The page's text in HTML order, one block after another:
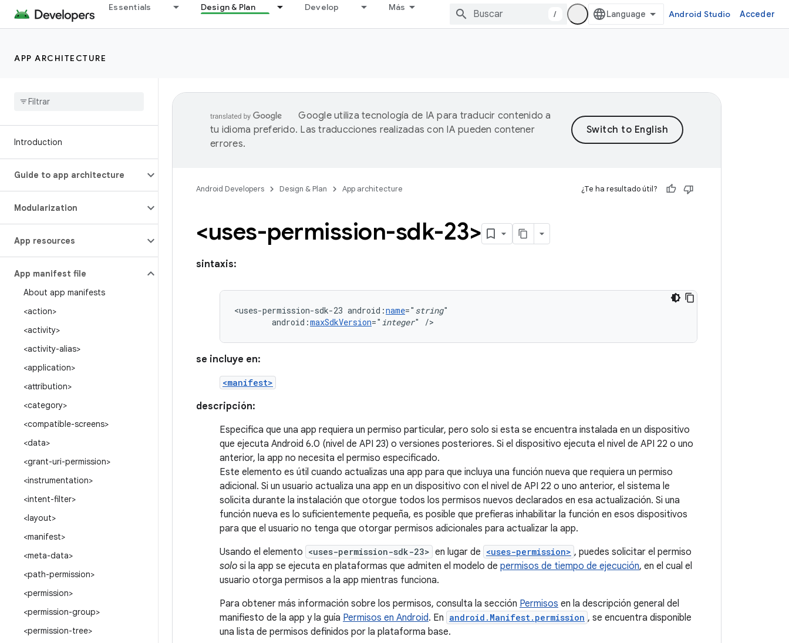
Essentials Design & Plan Develop Más
/ Android Studio Acceder
APP ARCHITECTURE
Introduction
Guide to app architecture
Modularization
App resources
App manifest file
About app manifests
<action>
<activity>
<activity-alias>
<application>
<attribution>
<category>
<compatible-screens>
<data>
<grant-uri-permission>
<instrumentation>
<intent-filter>
<layout>
<manifest>
<meta-data>
<path-permission>
<permission>
<permission-group>
<permission-tree>
Google utiliza tecnología de IA para traducir contenido a
tu idioma preferido. Las traducciones realizadas con IA pueden contener
errores.
Android Developers Design & Plan App architecture ¿Te ha resultado útil?
<uses-permission-sdk-23>
sintaxis:
<uses-permission-sdk-23 android:name=" string
android:maxSdkVersion=" integer" />
se incluye en:
<manifest>
descripción:
Especifica que una app requiera un permiso particular, pero solo si esta se encuentra instalada en un dispositivo
que ejecuta Android 6.0 (nivel de API 23) o versiones posteriores. Si el dispositivo ejecuta el nivel de API 22 o uno
anterior, la app no necesita el permiso especificado.
Este elemento es útil cuando actualizas una app para que incluya una función nueva que requiera un permiso
adicional. Si un usuario actualiza una app en un dispositivo con el nivel de API 22 o uno anterior, el sistema le
solicita durante la instalación que otorgue todos los permisos nuevos declarados en esa actualización. Si una
función nueva es lo suficientemente pequeña, es posible que prefieras inhabilitar la función en esos dispositivos
para que el usuario no tenga que otorgar permisos adicionales para actualizar la app.
Usando el elemento <uses-permission-sdk-23> en lugar de <uses-permission> , puedes solicitar el permiso
solo si la app se ejecuta en plataformas que admiten el modelo de permisos de tiempo de ejecución, en el cual el
usuario otorga permisos a la app mientras funciona.
Para obtener más información sobre los permisos, consulta la sección Permisos en la descripción general del
manifiesto de la app y la guía Permisos en Android. En android.Manifest.permission , se encuentra disponible
una lista de permisos definidos por la plataforma base.